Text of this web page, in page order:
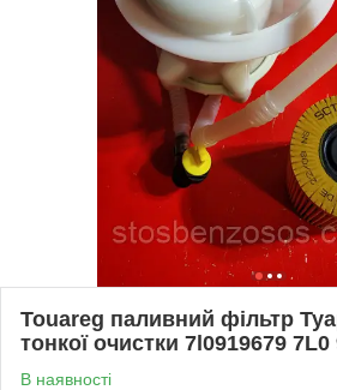
Touareg паливний фільтр
тонкої очистки 7l0919679 7L0
В наявності